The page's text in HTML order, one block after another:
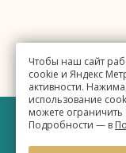
Чтобы наш сайт
cookie и Яндекс
активности.
использование
можете
Подробности — в